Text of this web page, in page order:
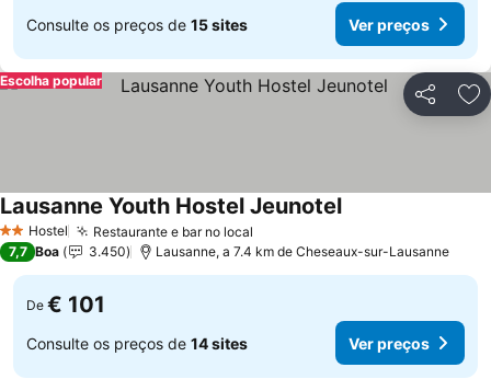
Consulte os preços de 15 sites Ver preços
Partilhar
Escolha popular
2 Estrelas
Hostel Restaurante e bar no local
Lausanne Youth Hostel Jeunotel
7,7 Boa 3.450 Lausanne, a 7.4 km de Cheseaux-sur-Lausanne
De € 101
Consulte os preços de 14 sites Ver preços